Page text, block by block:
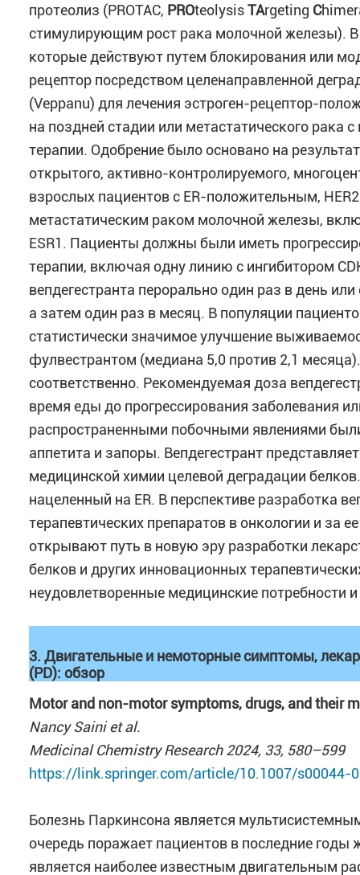
протеолиз (PROTAC, PROteolysisTArgeting C
стимулирующим рост рака молочной железы).
которые действуют путем блокирования или
рецептор посредством целенаправленной
(Veppanu) для лечения эстроген-рецептор-
на поздней стадии или метастатического рака
терапии. Одобрение было основано на
открытого, активно-контролируемого,
взрослых пациентов с ER-положительным,
метастатическим раком молочной железы,
ESR1. Пациенты должны были иметь
терапии, включая одну линию с ингибитором
вепдегестранта перорально один раз в день
а затем один раз в месяц. В популяции
статистически значимое улучшение
фулвестрантом (медиана 5,0 против 2,1
соответственно. Рекомендуемая доза
время еды до прогрессирования заболевания
распространенными побочными явлениями
аппетита и запоры. Вепдегестрант
медицинской химии целевой деградации
нацеленный на ER. В перспективе разработка
терапевтических препаратов в онкологии и за
открывают путь в новую эру разработки
белков и других инновационных
неудовлетворенные медицинские потребности
3. Двигательные и немоторные симптомы,
(PD): обзор
Motor and non-motor symptoms, drugs, and their
Nancy Saini et al.
Medicinal Chemistry Research 2024, 33, 580–599
https://link.springer.com/article/10.1007/s00044-
Болезнь Паркинсона является
очередь поражает пациентов в последние
является наиболее известным двигательным